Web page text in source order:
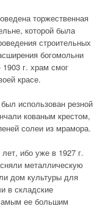
торжественная
которой была
строительных
богомольни
г. храм смог
красе.
использован резной
кованым крестом,
солеи из мрамора.
ибо уже в 1927 г.
металлическую
дом культуры для
в складские
ее большим